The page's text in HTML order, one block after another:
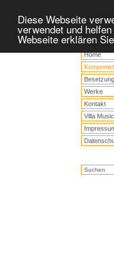
Diese Webseite
verwendet und
Webseite erklären
Home
Komponist
Besetzung
Werke
Kontakt
Villa